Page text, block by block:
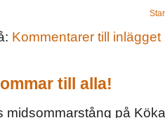
Kommentarer till inlägget
till alla!
midsommarstång på